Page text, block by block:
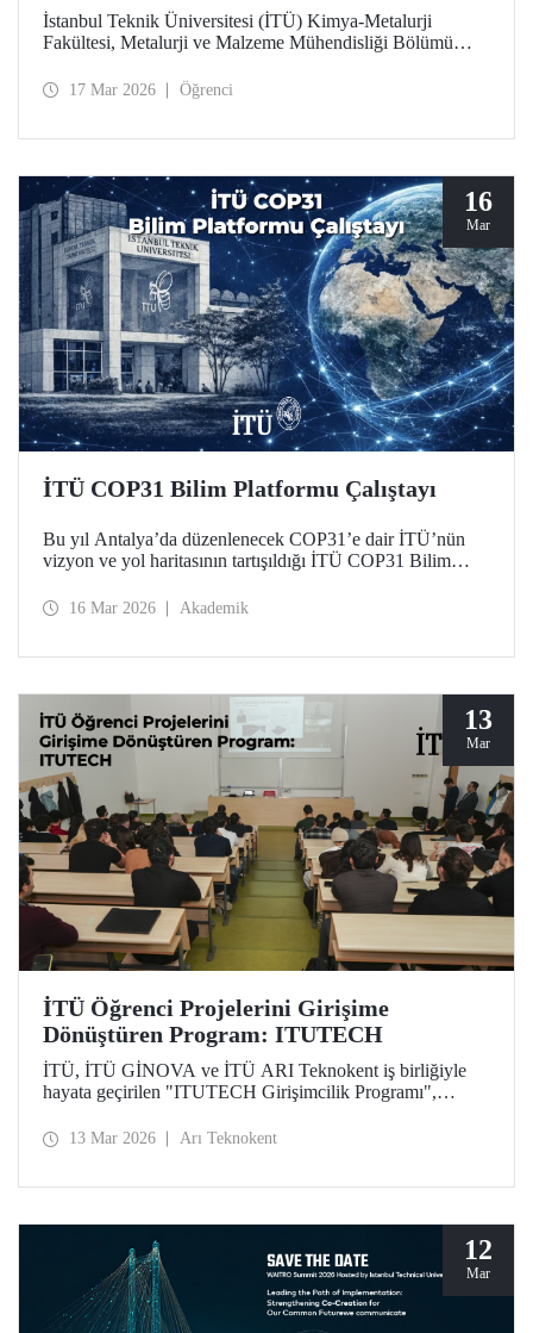
İstanbul Teknik Üniversitesi (İTÜ) Kimya-Metalurji
Fakültesi, Metalurji ve Malzeme Mühendisliği Bölümü
başvurduğu "Pan European Seal EPO Young
17 Mar 2026 Öğrenci
16
Mar
İTÜ COP31 Bilim Platformu Çalıştayı
Bu yıl Antalya’da düzenlenecek COP31’e dair İTÜ’nün
vizyon ve yol haritasının tartışıldığı İTÜ COP31 Bilim
Demirel Kültür Merkezimizde düzenlendi.
16 Mar 2026 Akademik
13
Mar
İTÜ Öğrenci Projelerini Girişime
Dönüştüren Program: ITUTECH
İTÜ, İTÜ GİNOVA ve İTÜ ARI Teknokent iş birliğiyle
hayata geçirilen "ITUTECH Girişimcilik Programı",
dönüştürmeyi amaçlıyor.
13 Mar 2026 Arı Teknokent
12
Mar